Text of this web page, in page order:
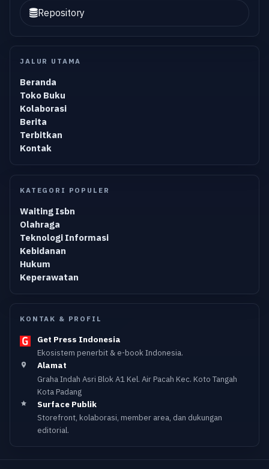
Repository
JALUR UTAMA
Beranda
Toko Buku
Kolaborasi
Berita
Terbitkan
Kontak
KATEGORI POPULER
Waiting Isbn
Olahraga
Teknologi Informasi
Kebidanan
Hukum
Keperawatan
KONTAK & PROFIL
Get Press Indonesia
Ekosistem penerbit & e-book Indonesia.
Alamat
Graha Indah Asri Blok A1 Kel. Air Pacah Kec. Koto Tangah
Kota Padang
Surface Publik
Storefront, kolaborasi, member area, dan dukungan
editorial.